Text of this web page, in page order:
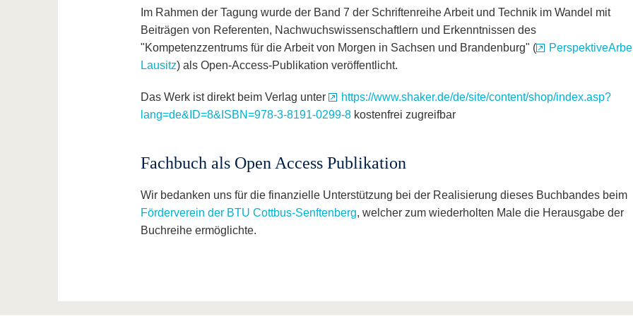
Im Rahmen der Tagung wurde der Band 7 der Schriftenreihe Arbeit und Technik im Wandel mit
Beiträgen von Referenten, Nachwuchswissenschaftlern und Erkenntnissen des
"Kompetenzzentrums für die Arbeit von Morgen in Sachsen und Brandenburg" (
Lausitz) als Open-Access-Publikation veröffentlicht.
Das Werk ist direkt beim Verlag unter
https://www.shaker.de/de/site/content/shop/index.asp?
lang=de&ID=8&ISBN=978-3-8191-0299-8kostenfrei zugreifbar
Fachbuch als Open Access Publikation
Wir bedanken uns für die finanzielle Unterstützung bei der Realisierung dieses Buchbandes beim
Förderverein der BTU Cottbus-Senftenberg, welcher zum wiederholten Male die Herausgabe der
Buchreihe ermöglichte.